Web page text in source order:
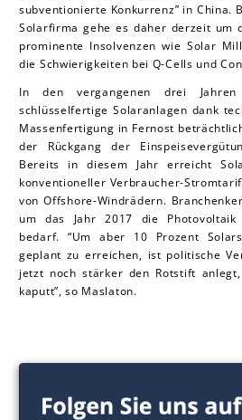
subventionierte Konkurrenz” in China.
Solarfirma gehe es daher derzeit um
prominente Insolvenzen wie Solar
die Schwierigkeiten bei Q-Cells und
In den vergangenen drei
schlüsselfertige Solaranlagen dank
Massenfertigung in Fernost
der Rückgang der
Bereits in diesem Jahr erreicht
konventioneller Verbraucher-
von Offshore-Windrädern.
um das Jahr 2017 die
bedarf. “Um aber 10 Prozent
geplant zu erreichen, ist politische
jetzt noch stärker den Rotstift
kaputt”, so Mas la ton.